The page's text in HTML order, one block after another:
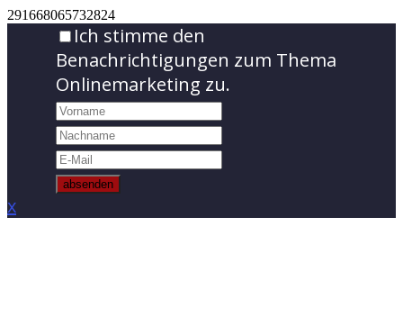
291668065732824
Ich stimme den
Benachrichtigungen zum Thema
Onlinemarketing zu.
absenden
x